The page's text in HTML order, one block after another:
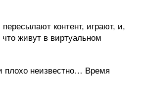
контент, играют, и,
что живут в виртуальном
плохо неизвестно… Время